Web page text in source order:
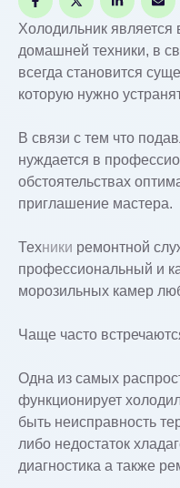
Холодильник
домашней техники, в
всегда становится
которую нужно
В связи с тем что
нуждается в
обстоятельствах
приглашение мастера.
Техники ремонтной
профессиональный и
морозильных камер
Чаще часто
Одна из самых
функционирует
быть неисправность
либо недостаток
диагностика а также